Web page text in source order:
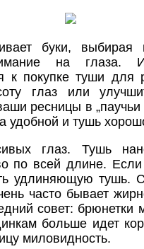
буки,
на глаза.
к покупке туши
глаз или
ресницы в
удобной и тушь
глаз. Тушь
по всей длине.
удлиняющую тушь.
часто бывает
совет: брюнетки
больше идет
миловидность.